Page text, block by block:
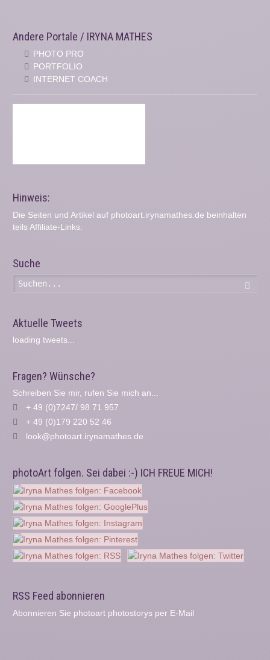
Andere Portale / IRYNA MATHES
PHOTO PRO
PORTFOLIO
INTERNET COACH
Hinweis:
Die Seiten und Artikel auf photoart.irynamathes.de beinhalten
teils Affiliate-Links.
Suche
Aktuelle Tweets
loading tweets...
Fragen? Wünsche?
Schreiben Sie mir, rufen Sie mich an...
+ 49 (0)7247/ 98 71 957
+ 49 (0)179 220 52 46
look@photoart.irynamathes.de
photoArt folgen. Sei dabei :-) ICH FREUE MICH!
RSS Feed abonnieren
Abonnieren Sie photoart photostorys per E-Mail